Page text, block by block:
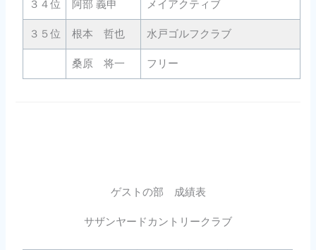
３４位 阿部 義申 メイアクティブ
３５位 根本 哲也 水戸ゴルフクラブ
桑原 将一 フリー
ゲストの部 成績表
サザンヤードカントリークラブ